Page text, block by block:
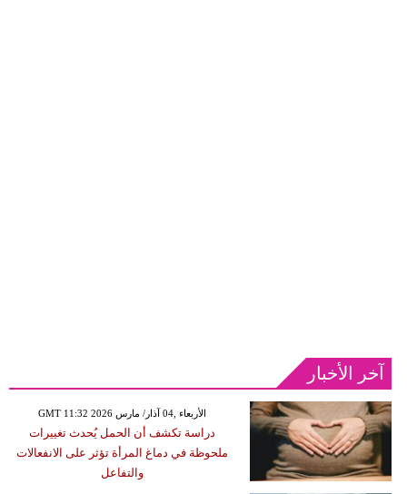
آخر الأخبار
GMT 11:32 2026 الأربعاء ,04 آذار/ مارس
دراسة تكشف أن الحمل يُحدث تغييرات
ملحوظة في دماغ المرأة تؤثر على الانفعالات
والتفاعل